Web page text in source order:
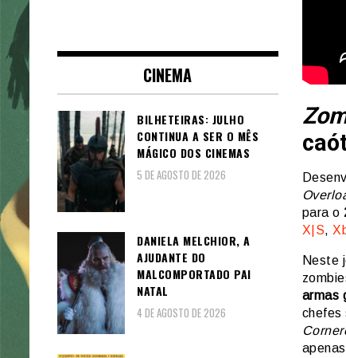
para o
X|S,
Neste
armas
chefes
CINEMA
BILHETEIRAS: JULHO
CONTINUA A SER O MÊS
MÁGICO DOS CINEMAS
5 DE AGOSTO DE 2026
DANIELA MELCHIOR, A
AJUDANTE DO
MALCOMPORTADO PAI
NATAL
4 DE AGOSTO DE 2026